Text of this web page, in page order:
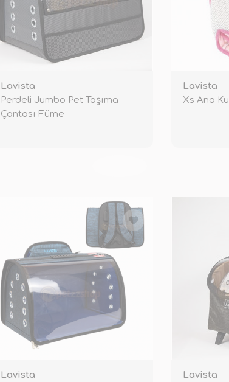
Lavista
Perdeli Jumbo Pet Taşıma
Çantası Füme
Lavista
Xs Ana
Lavista
Lavista